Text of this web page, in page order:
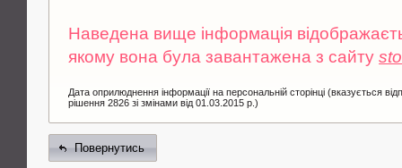
Наведена вище інформація
якому вона була завантажена з сайту
Дата оприлюднення інформації на персональній сторінці (вказується
рішення 2826 зі змінами від 01.03.2015 р.)
Повернутись